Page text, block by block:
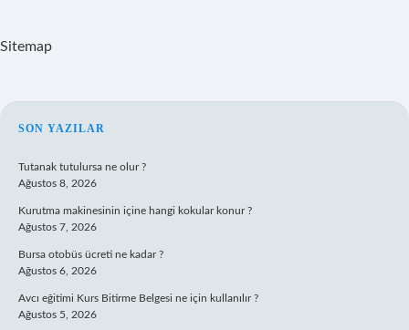
Sitemap
SIDEBAR
SON YAZILAR
Tutanak tutulursa ne olur ?
Ağustos 8, 2026
Kurutma makinesinin içine hangi kokular konur ?
Ağustos 7, 2026
Bursa otobüs ücreti ne kadar ?
Ağustos 6, 2026
Avcı eğitimi Kurs Bitirme Belgesi ne için kullanılır ?
Ağustos 5, 2026